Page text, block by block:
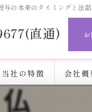
与の本来のタイミングと法
直通)
当社の特徴
直葬
会社概